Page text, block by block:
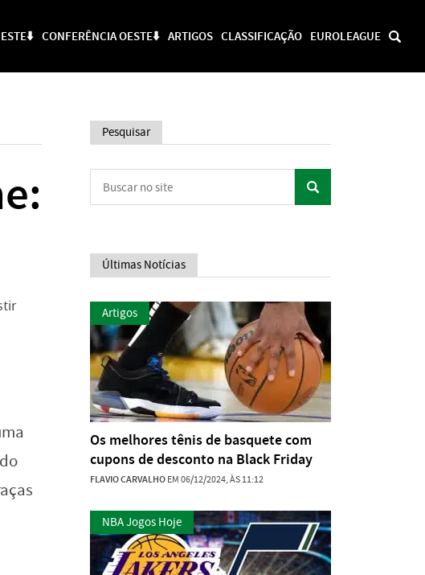
CONFERÊNCIA OESTE⬇️ ARTIGOS CLASSIFICAÇÃO EUROLEAGUE
Pesquisar
Últimas Notícias
Artigos
Os melhores tênis de basquete com
cupons de desconto na Black Friday
FLAVIO CARVALHOEM 06/12/2024, ÀS 11:12
NBA Jogos Hoje